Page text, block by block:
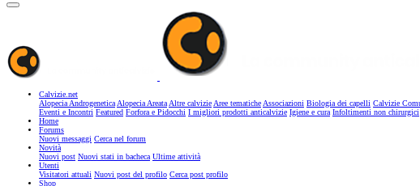
Calvizie.net
Alopecia AndrogeneticaAlopecia AreataAltre calvizieAree tematicheAssociazioni Biologia dei capelli Calvizie
Eventi e Incontri Featured Forfora e Pidocchi I migliori prodotti anticalvizie Igiene e cura Infoltimenti non chirurgici
Home
Forums
Nuovi messaggi Cerca nel forum
Novità
Nuovi post Nuovi stati in bacheca Ultime attività
Utenti
Visitatori attuali Nuovi post del profilo Cerca post profilo
Shop